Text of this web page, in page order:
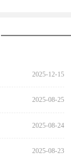
2025-12-15
2025-08-25
2025-08-24
2025-08-23